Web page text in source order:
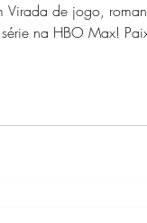
Virada de jogo,
na HBO Max!